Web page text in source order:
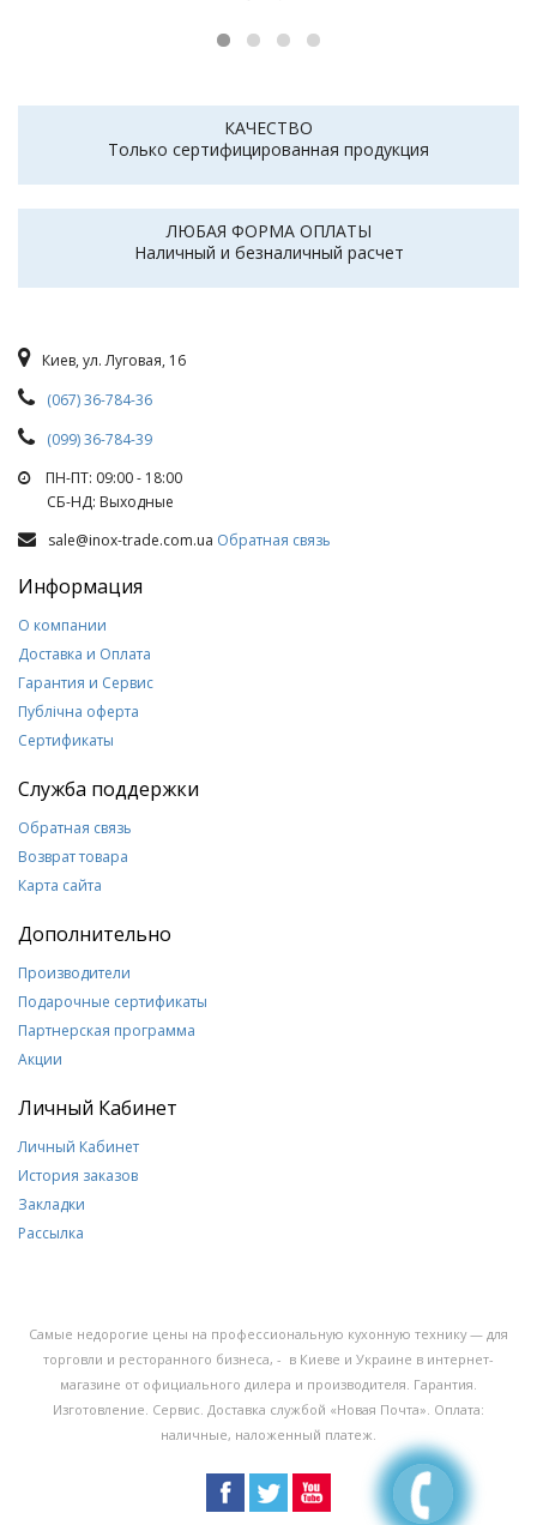
КАЧЕСТВО
Только сертифицированная продукция
ЛЮБАЯ ФОРМА ОПЛАТЫ
Наличный и безналичный расчет
Киев, ул. Луговая, 16
(067) 36-784-36
(099) 36-784-39
ПН-ПТ: 09:00 - 18:00
СБ-НД: Выходные
sale@inox-trade.com.ua Обратная связь
Информация
О компании
Доставка и Оплата
Гарантия и Сервис
Публічна оферта
Сертификаты
Служба поддержки
Обратная связь
Возврат товара
Карта сайта
Дополнительно
Производители
Подарочные сертификаты
Партнерская программа
Акции
Личный Кабинет
Личный Кабинет
История заказов
Закладки
Рассылка
Самые недорогие цены на профессиональную кухонную технику — для
торговли и ресторанного бизнеса, - в Киеве и Украине в интернет-
магазине от официального дилера и производителя. Гарантия.
Изготовление. Сервис. Доставка службой «Новая Почта». Оплата:
наличные, наложенный платеж.